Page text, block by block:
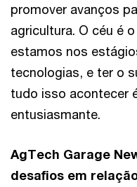
promover avanços
agricultura. O céu é
estamos nos
tecnologias, e ter o
tudo isso acontecer
entusiasmante.
AgTech Garage
desafios em